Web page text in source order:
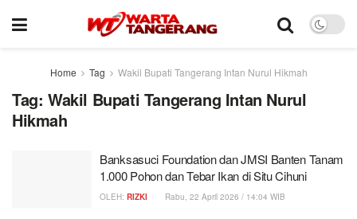
Home Tag Wakil Bupati Tangerang Intan Nurul Hikmah
Tag: Wakil Bupati Tangerang Intan Nurul
Hikmah
Banksasuci Foundation dan JMSI Banten Tanam
1.000 Pohon dan Tebar Ikan di Situ Cihuni
OLEH: RIZKI Rabu, 22 April 2026 / 14:04 WIB